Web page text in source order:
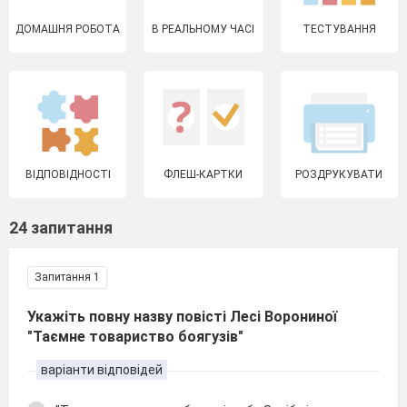
ДОМАШНЯ РОБОТА В РЕАЛЬНОМУ ЧАСІ ТЕСТУВАННЯ
ВІДПОВІДНОСТІ ФЛЕШ-КАРТКИ РОЗДРУКУВАТИ
24 запитання
Запитання 1
Укажіть повну назву повісті Лесі Ворониної
"Таємне товариство боягузів"
варіанти відповідей